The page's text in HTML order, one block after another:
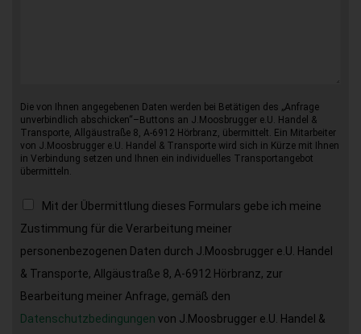
Die von Ihnen angegebenen Daten werden bei Betätigen des „Anfrage
unverbindlich abschicken“–Buttons an J.Moosbrugger e.U. Handel &
Transporte, Allgäustraße 8, A-6912 Hörbranz, übermittelt. Ein Mitarbeiter
von J.Moosbrugger e.U. Handel & Transporte wird sich in Kürze mit Ihnen
in Verbindung setzen und Ihnen ein individuelles Transportangebot
übermitteln.
Mit der Übermittlung dieses Formulars gebe ich meine
Zustimmung für die Verarbeitung meiner
personenbezogenen Daten durch J.Moosbrugger e.U. Handel
& Transporte, Allgäustraße 8, A-6912 Hörbranz, zur
Bearbeitung meiner Anfrage, gemäß den
Datenschutzbedingungen von J.Moosbrugger e.U. Handel &